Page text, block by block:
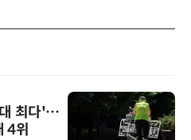
최다'…
4위